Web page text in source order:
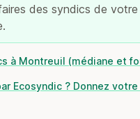
des syndics de
à Montreuil (médiane et
Ecosyndic ? Donnez